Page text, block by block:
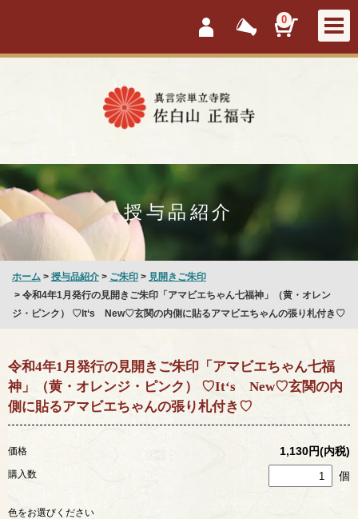
会員ログイン
新着情報 カートを
0
授与品紹介
ホーム > 授与品紹介 > ご朱印 > 見開きご朱印
> 令和4年1月発行の見開きご朱印「アマビエちゃん七福神」（黄・オレン
ジ・ピンク） ♡It‘s New♡玄関の内側に貼るアマビエちゃんの張り札付き♡
令和4年1月発行の見開きご朱印「アマビエちゃん七福
神」（黄・オレンジ・ピンク） ♡It‘s New♡玄関の内
側に貼るアマビエちゃんの張り札付き♡
価格 1,130円(内税)
購入数 個
色をお選びください